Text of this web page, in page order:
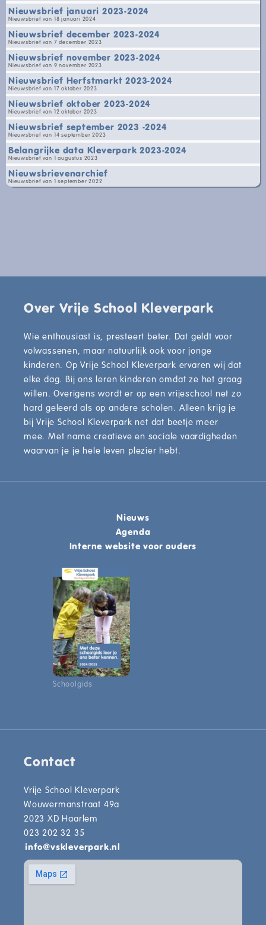
Nieuwsbrief januari 2023-2024
Nieuwsbrief van 18 januari 2024
Nieuwsbrief december 2023-2024
Nieuwsbrief van 7 december 2023
Nieuwsbrief november 2023-2024
Nieuwsbrief van 9 november 2023
Nieuwsbrief Herfstmarkt 2023-2024
Nieuwsbrief van 17 oktober 2023
Nieuwsbrief oktober 2023-2024
Nieuwsbrief van 12 oktober 2023
Nieuwsbrief september 2023 -2024
Nieuwsbrief van 14 september 2023
Belangrijke data Kleverpark 2023-2024
Nieuwsbrief van 1 augustus 2023
Nieuwsbrievenarchief
Nieuwsbrief van 1 september 2022
Over Vrije School Kleverpark
Wie enthousiast is, presteert beter. Dat geldt voor
volwassenen, maar natuurlijk ook voor jonge
kinderen. Op Vrije School Kleverpark ervaren wij dat
elke dag. Bij ons leren kinderen omdat ze het graag
willen. Overigens wordt er op een vrijeschool net zo
hard geleerd als op andere scholen. Alleen krijg je
bij Vrije School Kleverpark net dat beetje meer
mee. Met name creatieve en sociale vaardigheden
waarvan je je hele leven plezier hebt.
Nieuws
Agenda
Interne website voor ouders
Schoolgids
Contact
Vrije School Kleverpark
Wouwermanstraat 49a
2023 XD Haarlem
023 202 32 35
info@vskleverpark.nl